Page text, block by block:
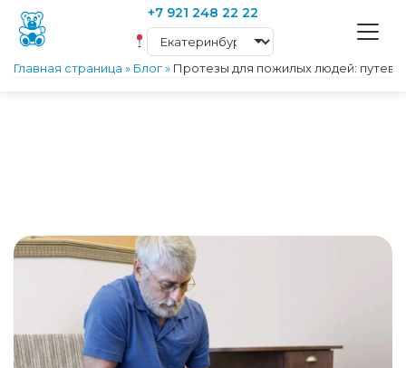
+7 921 248 22 22
Главная страница » Блог» Протезы для пожилых людей: